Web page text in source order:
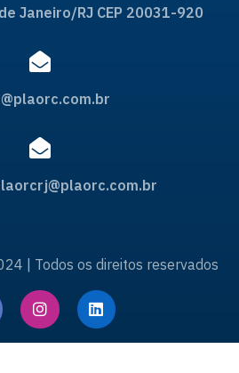
Janeiro/RJ CEP 20031-920
| Todos os direitos reservados